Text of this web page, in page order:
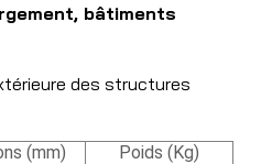
bâtiments
des structures
(mm)
Poids (Kg)